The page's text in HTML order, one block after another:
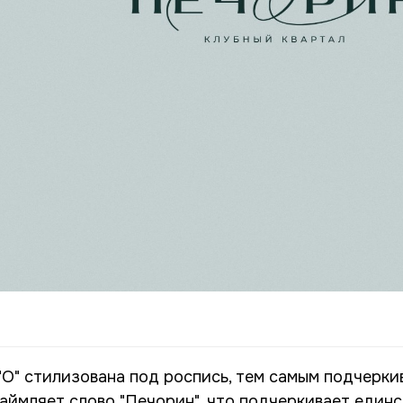
стилизована под роспись, тем самым